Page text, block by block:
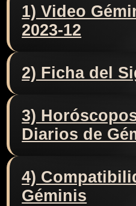
1) Video
2023-12
2) Ficha del
3)
Diarios de
4)
Géminis